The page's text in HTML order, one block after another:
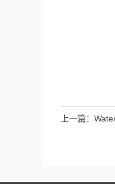
上一篇：